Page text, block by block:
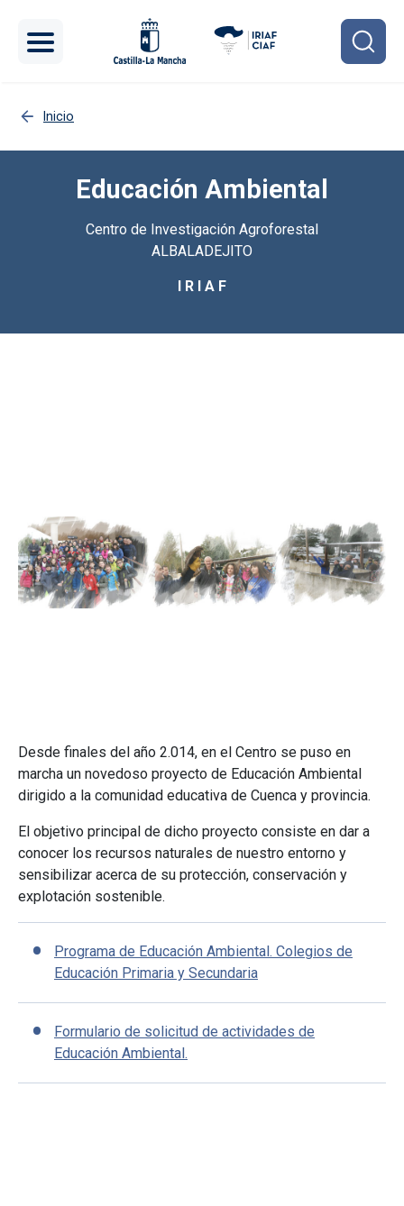
Inicio
Educación Ambiental
Centro de Investigación Agroforestal
ALBALADEJITO
I R I A F
Desde finales del año 2.014, en el Centro se puso en
marcha un novedoso proyecto de Educación Ambiental
dirigido a la comunidad educativa de Cuenca y provincia.
El objetivo principal de dicho proyecto consiste en dar a
conocer los recursos naturales de nuestro entorno y
sensibilizar acerca de su protección, conservación y
explotación sostenible.
Programa de Educación Ambiental. Colegios de
Educación Primaria y Secundaria
Formulario de solicitud de actividades de
Educación Ambiental.